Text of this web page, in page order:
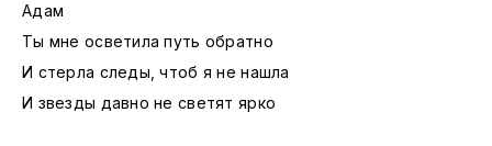
Адам
Ты мне осветила путь обратно
И стерла следы, чтоб я не нашла
И звезды давно не светят ярко